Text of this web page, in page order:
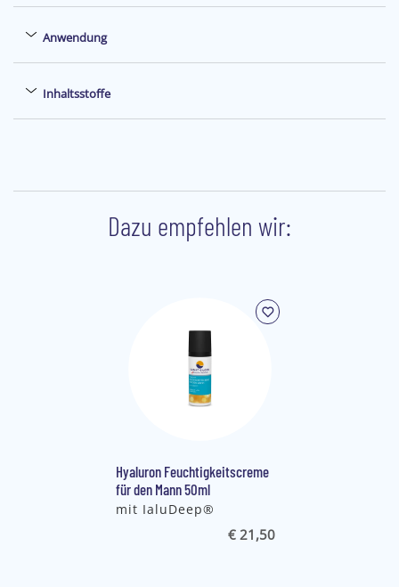
Anwendung
Inhaltsstoffe
Dazu empfehlen wir:
Hyaluron Feuchtigkeitscreme
für den Mann 50ml
mit IaluDeep®
€ 21,50